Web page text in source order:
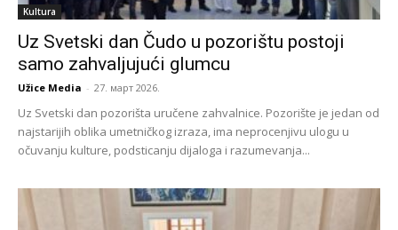
Kultura
Uz Svetski dan Čudo u pozorištu postoji
samo zahvaljujući glumcu
Užice Media - 27. март 2026.
Uz Svetski dan pozorišta uručene zahvalnice. Pozorište je jedan od
najstarijih oblika umetničkog izraza, ima neprocenjivu ulogu u
očuvanju kulture, podsticanju dijaloga i razumevanja...